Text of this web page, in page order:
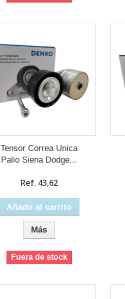
Tensor Correa Unica
Palio Siena Dodge...
Ref. 43,62
Añadir al carrito
Más
Fuera de stock